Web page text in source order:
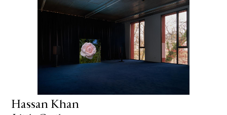
Hassan Khan